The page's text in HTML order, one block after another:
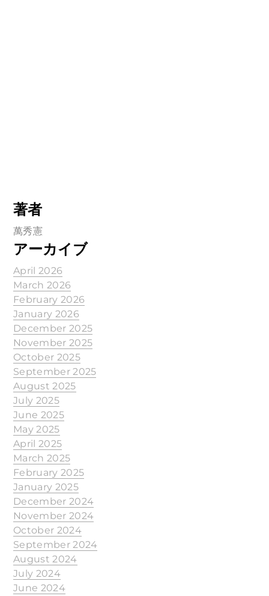
著者
萬秀憲
アーカイブ
April 2026
March 2026
February 2026
January 2026
December 2025
November 2025
October 2025
September 2025
August 2025
July 2025
June 2025
May 2025
April 2025
March 2025
February 2025
January 2025
December 2024
November 2024
October 2024
September 2024
August 2024
July 2024
June 2024